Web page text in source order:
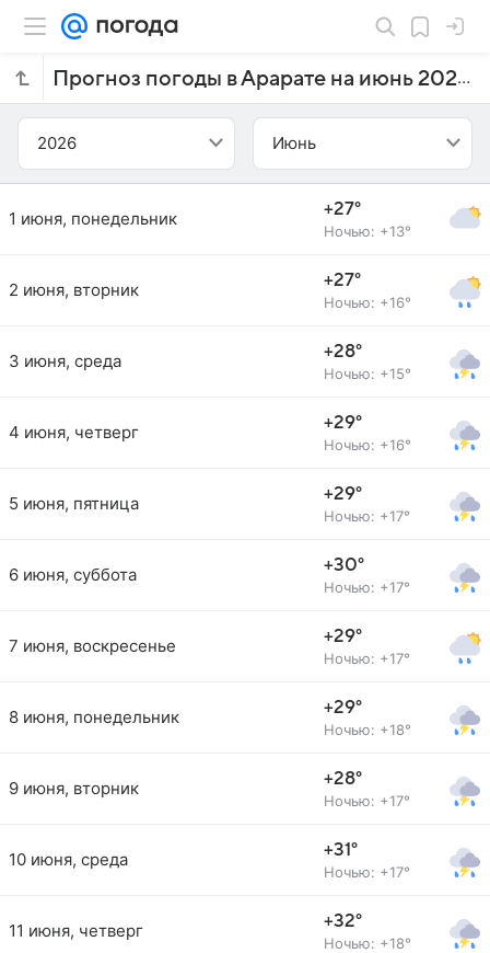
Прогноз погоды в Арарате на июнь 2026 года
2026 Июнь
1 июня, понедельник +27°
Ночью: +13°
2 июня, вторник +27°
Ночью: +16°
3 июня, среда +28°
Ночью: +15°
4 июня, четверг +29°
Ночью: +16°
5 июня, пятница +29°
Ночью: +17°
6 июня, суббота +30°
Ночью: +17°
7 июня, воскресенье +29°
Ночью: +17°
8 июня, понедельник +29°
Ночью: +18°
9 июня, вторник +28°
Ночью: +17°
10 июня, среда +31°
Ночью: +17°
11 июня, четверг +32°
Ночью: +18°